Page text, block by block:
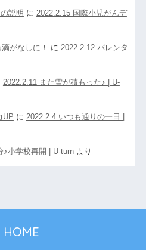
説明 に 2022.2.15 国際小児がんデ
がなしに！ に 2022.2.12 バレンタ
2022.2.11 また雪が積もった♪ | U-
UP に 2022.2.4 いつも通りの一日 |
♪小学校再開 | U-turnより
HOME